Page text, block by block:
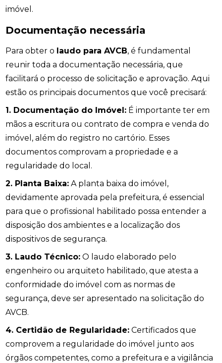
imóvel.
Documentação necessária
Para obter o laudo para AVCB, é fundamental
reunir toda a documentação necessária, que
facilitará o processo de solicitação e aprovação. Aqui
estão os principais documentos que você precisará:
1. Documentação do Imóvel: É importante ter em
mãos a escritura ou contrato de compra e venda do
imóvel, além do registro no cartório. Esses
documentos comprovam a propriedade e a
regularidade do local.
2. Planta Baixa: A planta baixa do imóvel,
devidamente aprovada pela prefeitura, é essencial
para que o profissional habilitado possa entender a
disposição dos ambientes e a localização dos
dispositivos de segurança.
3. Laudo Técnico: O laudo elaborado pelo
engenheiro ou arquiteto habilitado, que atesta a
conformidade do imóvel com as normas de
segurança, deve ser apresentado na solicitação do
AVCB.
4. Certidão de Regularidade: Certificados que
comprovem a regularidade do imóvel junto aos
órgãos competentes, como a prefeitura e a vigilância